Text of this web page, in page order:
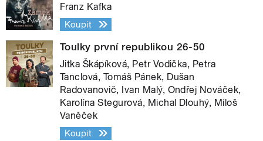
Franz Kafka
Koupit
Toulky první republikou 26-50
Jitka Škápíková, Petr Vodička, Petra
Tanclová, Tomáš Pánek, Dušan
Radovanovič, Ivan Malý, Ondřej Nováček,
Karolína Stegurová, Michal Dlouhý, Miloš
Vaněček
Koupit